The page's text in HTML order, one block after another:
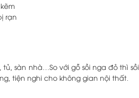
rạn
sàn nhà…So với gỗ sồi nga đỏ thì sồi
tiện nghi cho không gian nội thất.